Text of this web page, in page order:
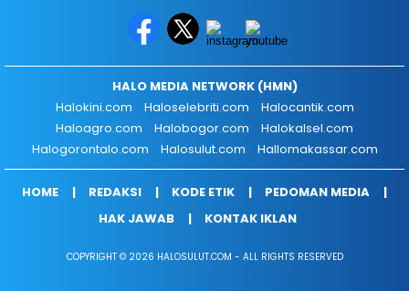
HALO MEDIA NETWORK (HMN)
Halokini.com
Haloselebriti.com
Halocantik.com
Haloagro.com
Halobogor.com
Halokalsel.com
Halogorontalo.com
Halosulut.com Hallomakassar.com
HOME REDAKSI KODE ETIK
PEDOMAN MEDIA
HAK JAWAB
KONTAK IKLAN
COPYRIGHT © 2026 HALOSULUT.COM - ALL RIGHTS RESERVED